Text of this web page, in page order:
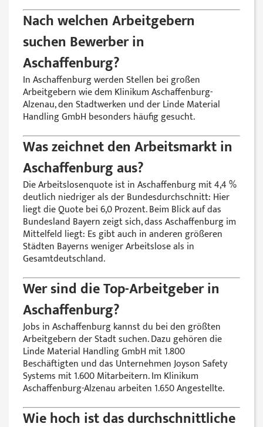
Nach welchen Arbeitgebern
suchen Bewerber in
Aschaffenburg?
In Aschaffenburg werden Stellen bei großen
Arbeitgebern wie dem Klinikum Aschaffenburg-
Alzenau, den Stadtwerken und der Linde Material
Handling GmbH besonders häufig gesucht.
Was zeichnet den Arbeitsmarkt in
Aschaffenburg aus?
Die Arbeitslosenquote ist in Aschaffenburg mit 4,4 %
deutlich niedriger als der Bundesdurchschnitt: Hier
liegt die Quote bei 6,0 Prozent. Beim Blick auf das
Bundesland Bayern zeigt sich, dass Aschaffenburg im
Mittelfeld liegt: Es gibt auch in anderen größeren
Städten Bayerns weniger Arbeitslose als in
Gesamtdeutschland.
Wer sind die Top-Arbeitgeber in
Aschaffenburg?
Jobs in Aschaffenburg kannst du bei den größten
Arbeitgebern der Stadt suchen. Dazu gehören die
Linde Material Handling GmbH mit 1.800
Beschäftigten und das Unternehmen Joyson Safety
Systems mit 1.600 Mitarbeitern. Im Klinikum
Aschaffenburg-Alzenau arbeiten 1.650 Angestellte.
Wie hoch ist das durchschnittliche